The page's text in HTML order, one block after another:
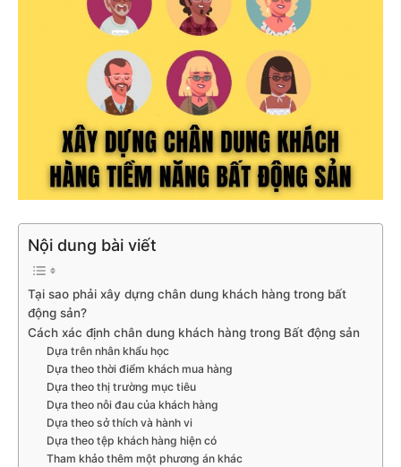
Nội dung bài viết
Tại sao phải xây dựng chân dung khách hàng trong bất
động sản?
Cách xác định chân dung khách hàng trong Bất động sản
Dựa trên nhân khẩu học
Dựa theo thời điểm khách mua hàng
Dựa theo thị trường mục tiêu
Dựa theo nỗi đau của khách hàng
Dựa theo sở thích và hành vi
Dựa theo tệp khách hàng hiện có
Tham khảo thêm một phương án khác